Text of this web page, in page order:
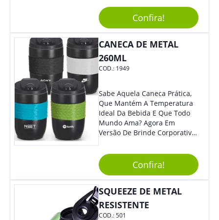
Anotações Com Post-It E
Caneta. Elaborado A Partir De
Material Reciclado, O Brinde
Também É Prático, Tornando-
Se Assim Excelente Para Uso
Cotidiano. Perfeito, Não É?!
Confira!
CANECA DE METAL
260ML
COD.: 1949
Sabe Aquela Caneca Prática,
Que Mantém A Temperatura
Ideal Da Bebida E Que Todo
Mundo Ama? Agora Em
Versão De Brinde Corporativo
Sua Marca Com Muito Estilo E
Acrescentar Ainda Mais
Praticidade À Eventos E Feiras
De Exposição.
Confira!
SQUEEZE DE METAL
RESISTENTE
COD.:501